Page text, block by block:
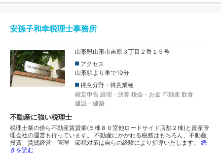
安孫子和幸税理士事務所
山形県山形市吉原３丁目２番１５号
アクセス
山形駅より車で10分
得意分野・得意業種
確定申告 経理・決算 税金・お金 不動産 飲食
建設・建築
不動産に強い税理士
税理士業の傍ら不動産賃貸業(５棟８０室他ロードサイド店舗２棟)と資産管
理会社の運営も行っています。 不動産にかかわる税務はもちろん、不動産
投資 賃貸経営 管理 節税対策は自らの経験により指導いたします。 続
きを読む